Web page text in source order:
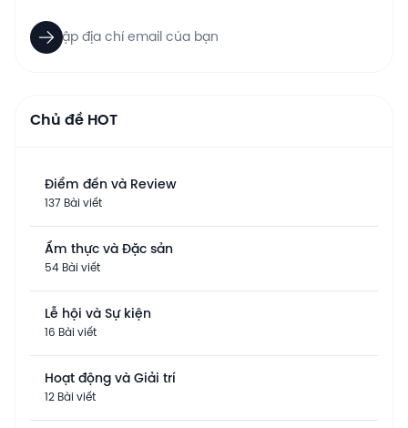
Chủ đề HOT
Điểm đến và Review
137 Bài viết
Ẩm thực và Đặc sản
54 Bài viết
Lễ hội và Sự kiện
16 Bài viết
Hoạt động và Giải trí
12 Bài viết